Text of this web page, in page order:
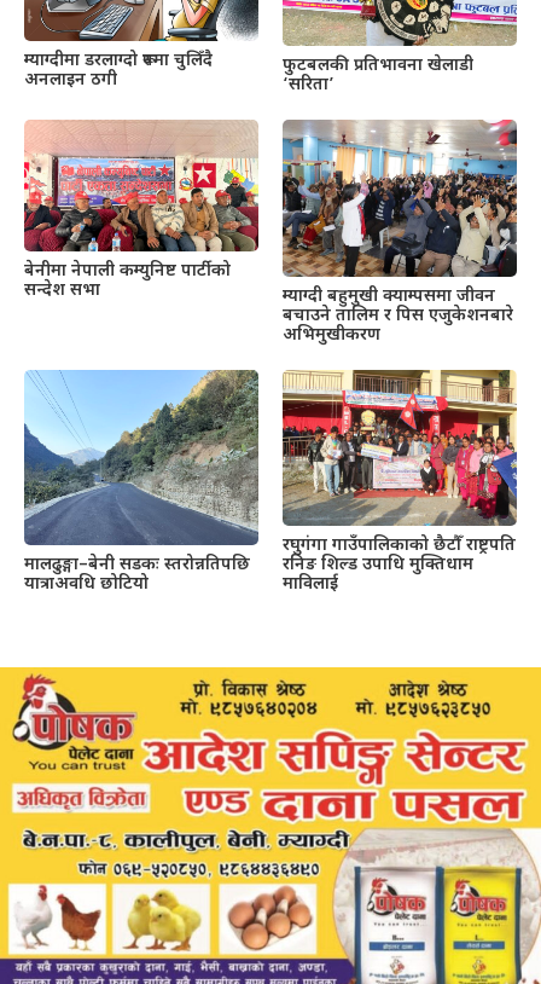
म्याग्दीमा डरलाग्दो रूपमा चुलिँदै
अनलाइन ठगी
फुटबलकी प्रतिभावना खेलाडी
‘सरिता’
बेनीमा नेपाली कम्युनिष्ट पार्टीको
सन्देश सभा
म्याग्दी बहुमुखी क्याम्पसमा जीवन
बचाउने तालिम र पिस एजुकेशनबारे
अभिमुखीकरण
मालढुङ्गा–बेनी सडकः स्तरोन्नतिपछि
यात्राअवधि छोटियो
रघुगंगा गाउँपालिकाको छैटौँ राष्ट्रपति
रनिङ शिल्ड उपाधि मुक्तिधाम
माविलाई